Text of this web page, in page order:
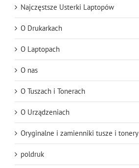
Najczęstsze Usterki Laptopów
O Drukarkach
O Laptopach
O nas
O Tuszach i Tonerach
O Urządzeniach
Oryginalne i zamienniki tusze i tonery
poldruk